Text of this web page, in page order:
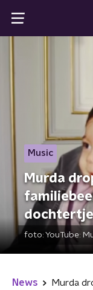
Music
Murda
dochtertje
foto: YouTube:
News